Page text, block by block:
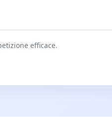
efficace.